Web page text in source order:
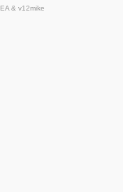
& v12mike